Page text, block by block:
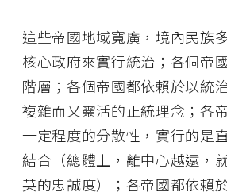
這些帝國地域寬廣，境內民族
核心政府來實行統治；各個帝
階層；各個帝國都依賴於以統
複雜而又靈活的正統理念；各
一定程度的分散性，實行的是
結合（總體上，離中心越遠，
英的忠誠度）；各帝國都依賴